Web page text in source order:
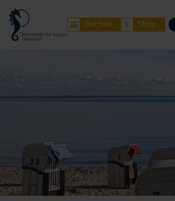
Buchen Shop